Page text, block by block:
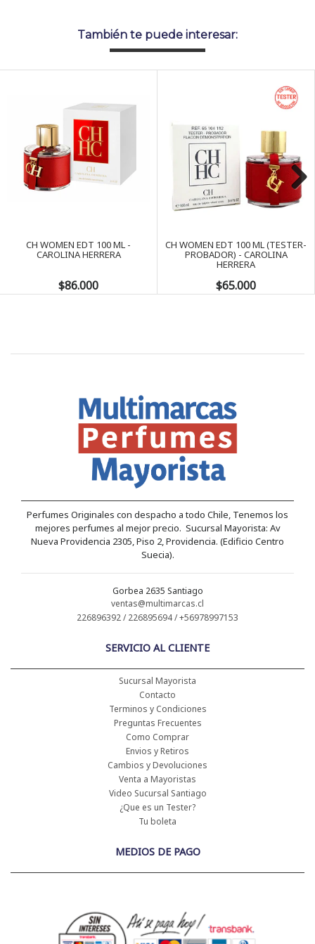
También te puede interesar:
CH WOMEN EDT 100 ML -
CAROLINA HERRERA
$86.000
CH WOMEN EDT 100 ML (TESTER-
PROBADOR) - CAROLINA
HERRERA
$65.000
Next
Perfumes Originales con despacho a todo Chile, Tenemos los
mejores perfumes al mejor precio. Sucursal Mayorista: Av
Nueva Providencia 2305, Piso 2, Providencia. (Edificio Centro
Suecia).
Gorbea 2635 Santiago
ventas@multimarcas.cl
226896392 / 226895694 / +56978997153
SERVICIO AL CLIENTE
Sucursal Mayorista
Contacto
Terminos y Condiciones
Preguntas Frecuentes
Como Comprar
Envios y Retiros
Cambios y Devoluciones
Venta a Mayoristas
Video Sucursal Santiago
¿Que es un Tester?
Tu boleta
MEDIOS DE PAGO